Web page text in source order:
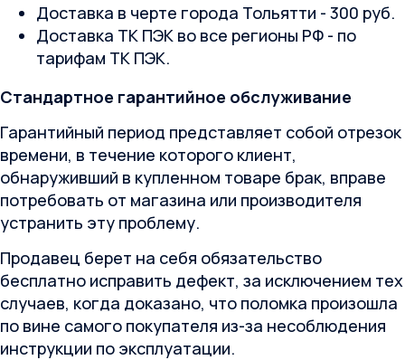
Доставка в черте города Тольятти - 300 руб.
Доставка ТК ПЭК во все регионы РФ - по
тарифам ТК ПЭК.
Стандартное гарантийное обслуживание
Гарантийный период представляет собой отрезок
времени, в течение которого клиент,
обнаруживший в купленном товаре брак, вправе
потребовать от магазина или производителя
устранить эту проблему.
Продавец берет на себя обязательство
бесплатно исправить дефект, за исключением тех
случаев, когда доказано, что поломка произошла
по вине самого покупателя из-за несоблюдения
инструкции по эксплуатации.